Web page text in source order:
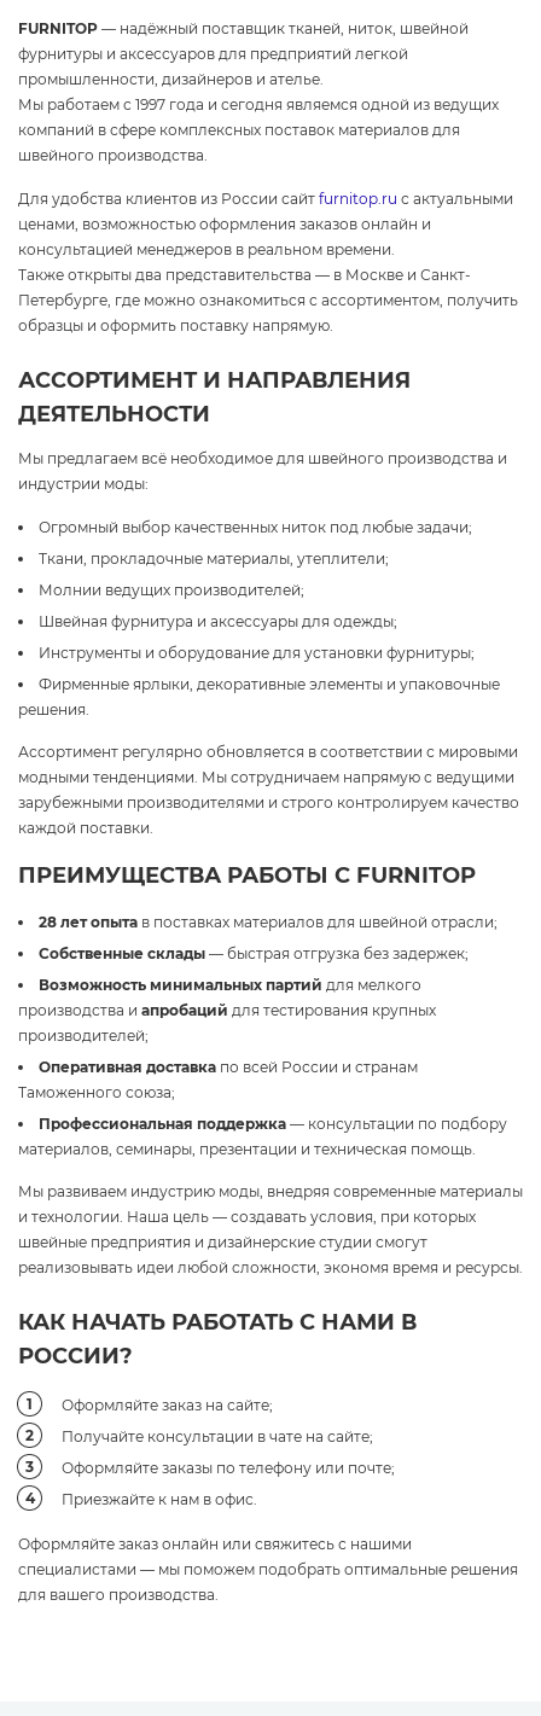
FURNITOP — надёжный поставщик тканей, ниток, швейной
фурнитуры и аксессуаров для предприятий легкой
промышленности, дизайнеров и ателье.
Мы работаем с 1997 года и сегодня являемся одной из ведущих
компаний в сфере комплексных поставок материалов для
швейного производства.
Для удобства клиентов из России сайт furnitop.ru с актуальными
ценами, возможностью оформления заказов онлайн и
консультацией менеджеров в реальном времени.
Также открыты два представительства — в Москве и Санкт-
Петербурге, где можно ознакомиться с ассортиментом, получить
образцы и оформить поставку напрямую.
АССОРТИМЕНТ И НАПРАВЛЕНИЯ
ДЕЯТЕЛЬНОСТИ
Мы предлагаем всё необходимое для швейного производства и
индустрии моды:
Огромный выбор качественных ниток под любые задачи;
Ткани, прокладочные материалы, утеплители;
Молнии ведущих производителей;
Швейная фурнитура и аксессуары для одежды;
Инструменты и оборудование для установки фурнитуры;
Фирменные ярлыки, декоративные элементы и упаковочные
решения.
Ассортимент регулярно обновляется в соответствии с мировыми
модными тенденциями. Мы сотрудничаем напрямую с ведущими
зарубежными производителями и строго контролируем качество
каждой поставки.
ПРЕИМУЩЕСТВА РАБОТЫ С FURNITOP
28 лет опыта в поставках материалов для швейной отрасли;
Собственные склады — быстрая отгрузка без задержек;
Возможность минимальных партий для мелкого
производства и апробаций для тестирования крупных
производителей;
Оперативная доставка по всей России и странам
Таможенного союза;
Профессиональная поддержка — консультации по подбору
материалов, семинары, презентации и техническая помощь.
Мы развиваем индустрию моды, внедряя современные материалы
и технологии. Наша цель — создавать условия, при которых
швейные предприятия и дизайнерские студии смогут
реализовывать идеи любой сложности, экономя время и ресурсы.
КАК НАЧАТЬ РАБОТАТЬ С НАМИ В
РОССИИ?
Оформляйте заказ на сайте;
Получайте консультации в чате на сайте;
Оформляйте заказы по телефону или почте;
Приезжайте к нам в офис.
Оформляйте заказ онлайн или свяжитесь с нашими
специалистами — мы поможем подобрать оптимальные решения
для вашего производства.